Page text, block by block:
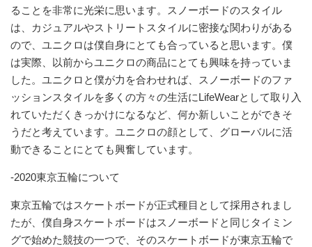
ることを非常に光栄に思います。スノーボードのスタイル
は、カジュアルやストリートスタイルに密接な関わりがある
ので、ユニクロは僕自身にとても合っていると思います。僕
は実際、以前からユニクロの商品にとても興味を持っていま
した。ユニクロと僕が力を合わせれば、スノーボードのファ
ッションスタイルを多くの方々の生活にLifeWearとして取り入
れていただくきっかけになるなど、何か新しいことができそ
うだと考えています。ユニクロの顔として、グローバルに活
動できることにとても興奮しています。
-2020東京五輪について
東京五輪ではスケートボードが正式種目として採用されまし
たが、僕自身スケートボードはスノーボードと同じタイミン
グで始めた競技の一つで、そのスケートボードが東京五輪で